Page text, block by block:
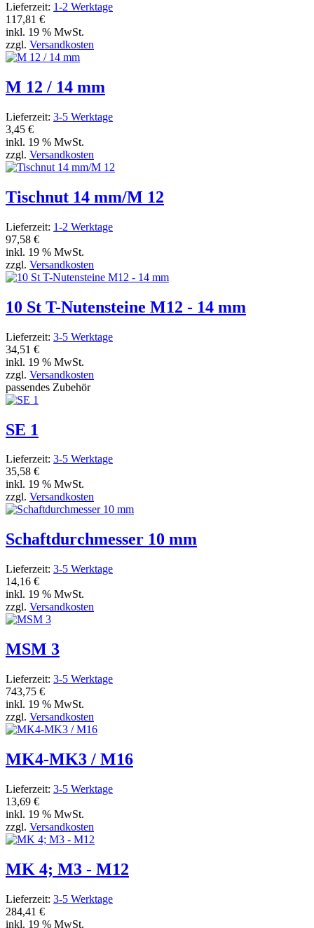
Lieferzeit: 1-2 Werktage
117,81 €
inkl. 19 % MwSt.
zzgl. Versandkosten
M 12 / 14 mm
Lieferzeit: 3-5 Werktage
3,45 €
inkl. 19 % MwSt.
zzgl. Versandkosten
Tischnut 14 mm/M 12
Lieferzeit: 1-2 Werktage
97,58 €
inkl. 19 % MwSt.
zzgl. Versandkosten
10 St T-Nutensteine M12 - 14 mm
Lieferzeit: 3-5 Werktage
34,51 €
inkl. 19 % MwSt.
zzgl. Versandkosten
passendes Zubehör
SE 1
Lieferzeit: 3-5 Werktage
35,58 €
inkl. 19 % MwSt.
zzgl. Versandkosten
Schaftdurchmesser 10 mm
Lieferzeit: 3-5 Werktage
14,16 €
inkl. 19 % MwSt.
zzgl. Versandkosten
MSM 3
Lieferzeit: 3-5 Werktage
743,75 €
inkl. 19 % MwSt.
zzgl. Versandkosten
MK4-MK3 / M16
Lieferzeit: 3-5 Werktage
13,69 €
inkl. 19 % MwSt.
zzgl. Versandkosten
MK 4; M3 - M12
Lieferzeit: 3-5 Werktage
284,41 €
inkl. 19 % MwSt.